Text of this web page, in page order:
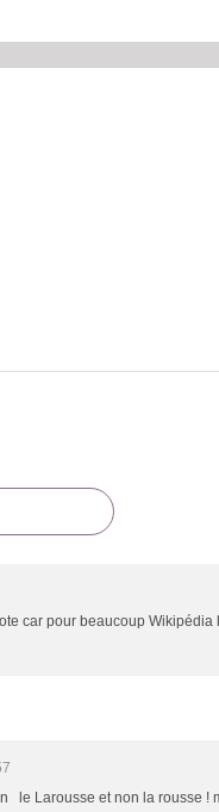
car pour beaucoup
le Larousse et non la rousse !